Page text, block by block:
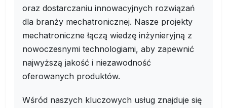
oraz dostarczaniu innowacyjnych rozwiązań
dla branży mechatronicznej. Nasze projekty
mechatroniczne łączą wiedzę inżynieryjną z
nowoczesnymi technologiami, aby zapewnić
najwyższą jakość i niezawodność
oferowanych produktów.
Wśród naszych kluczowych usług znajduje się